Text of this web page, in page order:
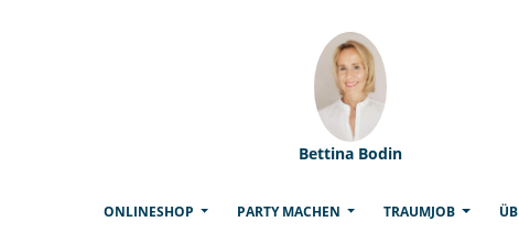
Bettina Bodin
ONLINESHOP (CURRENT)PARTY MACHEN TRAUMJOB